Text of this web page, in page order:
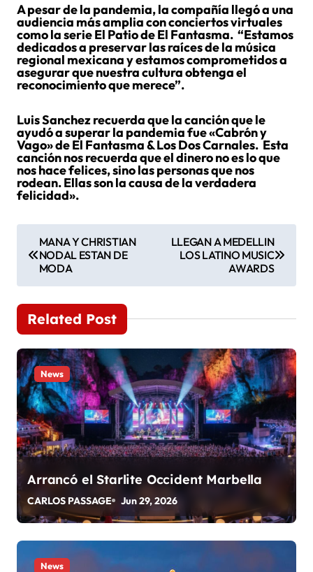
A pesar de la pandemia, la compañía llegó a una
audiencia más amplia con conciertos virtuales
como la serie El Patio de El Fantasma. “Estamos
dedicados a preservar las raíces de la música
regional mexicana y estamos comprometidos a
asegurar que nuestra cultura obtenga el
reconocimiento que merece”.
Luis Sanchez recuerda que la canción que le
ayudó a superar la pandemia fue «Cabrón y
Vago» de El Fantasma & Los Dos Carnales. Esta
canción nos recuerda que el dinero no es lo que
nos hace felices, sino las personas que nos
rodean. Ellas son la causa de la verdadera
felicidad».
a
v
e
g
a
c
i
ó
n
d
e
MANA Y CHRISTIAN
NODAL ESTAN DE
MODA
LLEGAN A MEDELLIN
LOS LATINO MUSIC
AWARDS
Related Post
News
Arrancó el Starlite Occident Marbella
CARLOS PASSAGE Jun 29, 2026
News